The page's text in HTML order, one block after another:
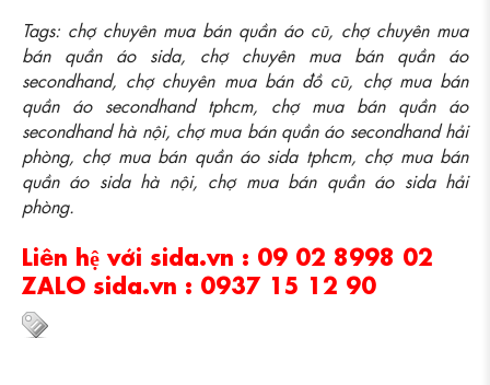
Tags: chợ chuyên mua bán quần áo cũ, chợ chuyên mua
bán quần áo sida, chợ chuyên mua bán quần áo
secondhand, chợ chuyên mua bán đồ cũ, chợ mua bán
quần áo secondhand tphcm, chợ mua bán quần áo
secondhand hà nội, chợ mua bán quần áo secondhand hải
phòng, chợ mua bán quần áo sida tphcm, chợ mua bán
quần áo sida hà nội, chợ mua bán quần áo sida hải
phòng.
Liên hệ với sida.vn : 09 02 8998 02
ZALO sida.vn : 0937 15 12 90